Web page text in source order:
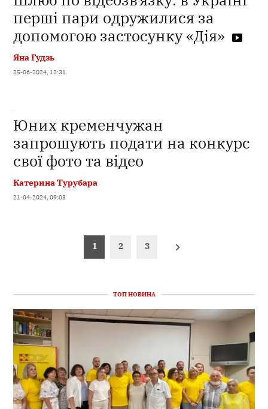
перші пари одружилися за
допомогою застосунку «Дія»
Яна Гудзь
25-06-2024, 12:31
Юних кременчужан
запрошують подати на конкурс
свої фото та відео
Катерина Турубара
21-04-2024, 09:03
1 2 3
ТОП НОВИНА